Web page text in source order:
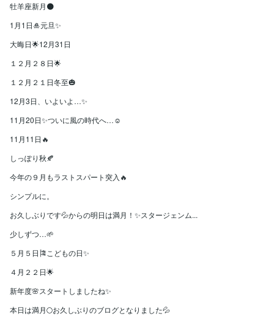
牡羊座新月🌑
1月1日🎍元旦✨
大晦日🌟12月31日
１２月２８日🌟
１２月２１日冬至🎃
12月3日、いよいよ…✨
11月20日✨ついに風の時代へ…☺
11月11日🔥
しっぽり秋🍂
今年の９月もラストスパート突入🔥
シンプルに。
お久しぶりです💦からの明日は満月！✨スタージェンム...
少しずつ…🌱
５月５日🎏こどもの日✨
４月２２日🌟
新年度🌸スタートしましたね✨
本日は満月🌕お久しぶりのブログとなりました💦